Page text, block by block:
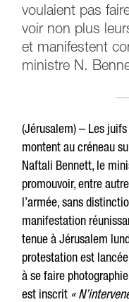
voulaient pas
voir non plus
et manifestent
ministre N.
(Jérusalem) – Les
montent au créneau
Naftali Bennett, le
promouvoir, entre
l’armée, sans
manifestation
tenue à Jérusalem
protestation est
à se faire
est inscrit «